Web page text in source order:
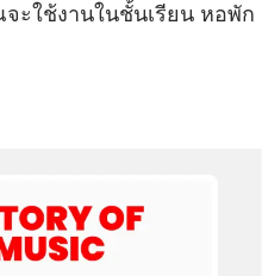
ะใช้งานในชั้นเรียน หอพัก